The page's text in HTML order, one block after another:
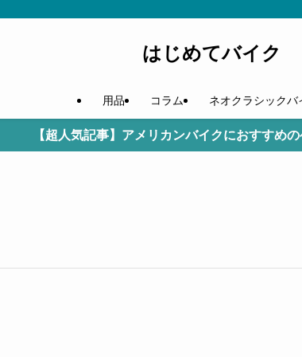
はじめてバイク
用品 コラム ネオクラシックバ
【超人気記事】アメリカンバイクにおすすめ